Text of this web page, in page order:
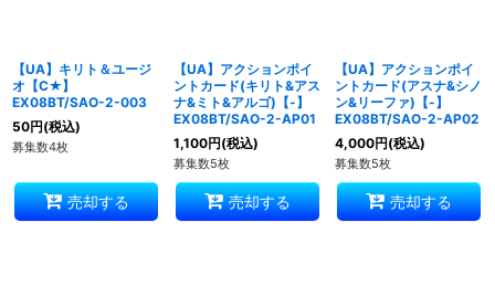
【UA】キリト＆ユージ
オ【C★】
EX08BT/SAO-2-003
50円(税込)
募集数4枚
売却する
【UA】アクションポイ
ントカード(キリト&アス
ナ&ミト&アルゴ)【-】
EX08BT/SAO-2-AP01
1,100円(税込)
募集数5枚
売却する
【UA】アクションポイ
ントカード(アスナ&シノ
ン&リーファ)【-】
EX08BT/SAO-2-AP02
4,000円(税込)
募集数5枚
売却する